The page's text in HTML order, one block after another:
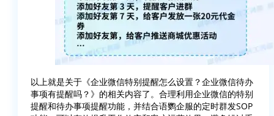
以上就是关于《企业微信特别提醒怎么设置？企业微信待办
事项有提醒吗？》的相关内容了。合理利用企业微信的特别
提醒和待办事项提醒功能，并结合语鹦企服的定时群发SOP